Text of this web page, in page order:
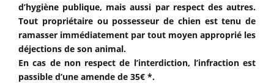
d’hygiène publique, mais aussi par respect des autres.
Tout propriétaire ou possesseur de chien est tenu de
ramasser immédiatement par tout moyen approprié les
déjections de son animal.
En cas de non respect de l’interdiction, l’infraction est
passible d’une amende de 35€ *.